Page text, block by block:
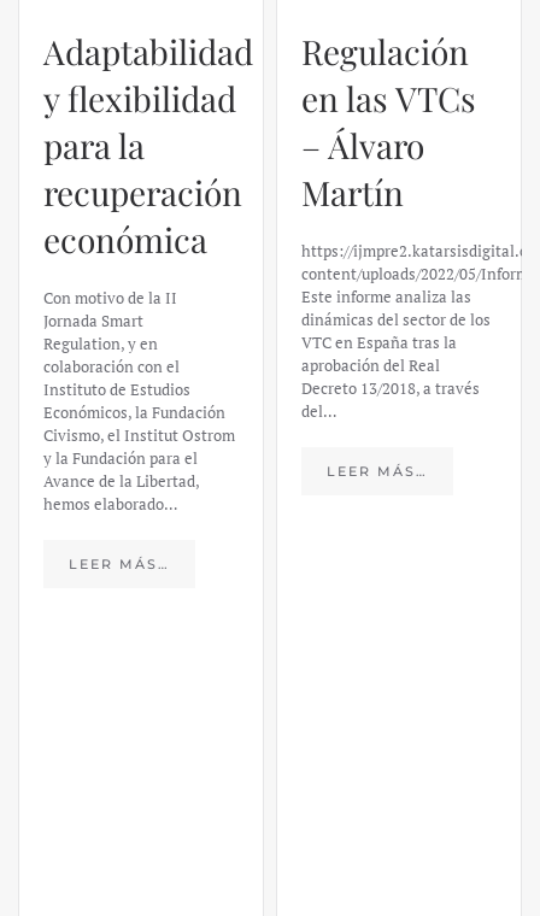
Adaptabilidad
y flexibilidad
para la
recuperación
económica
Con motivo de la II
Jornada Smart
Regulation, y en
colaboración con el
Instituto de Estudios
Económicos, la Fundación
Civismo, el Institut Ostrom
y la Fundación para el
Avance de la Libertad,
hemos elaborado…
LEER MÁS…
Regulación
en las VTCs
– Álvaro
Martín
https://
content/uploads/2022/05/
Este informe analiza las
dinámicas del sector de los
VTC en España tras la
aprobación del Real
Decreto 13/2018, a través
del…
LEER MÁS…